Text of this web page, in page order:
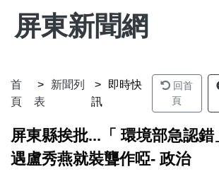
屏東新聞網
首
頁
新聞列
表
即時快
訊
回首
頁
屏東縣挨批...「 環境部急認錯
遇盧秀燕就裝聾作啞- 政治